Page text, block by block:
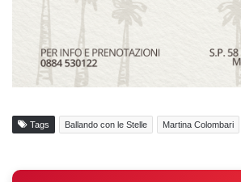
Tags Ballando con le Stelle Martina Colombari